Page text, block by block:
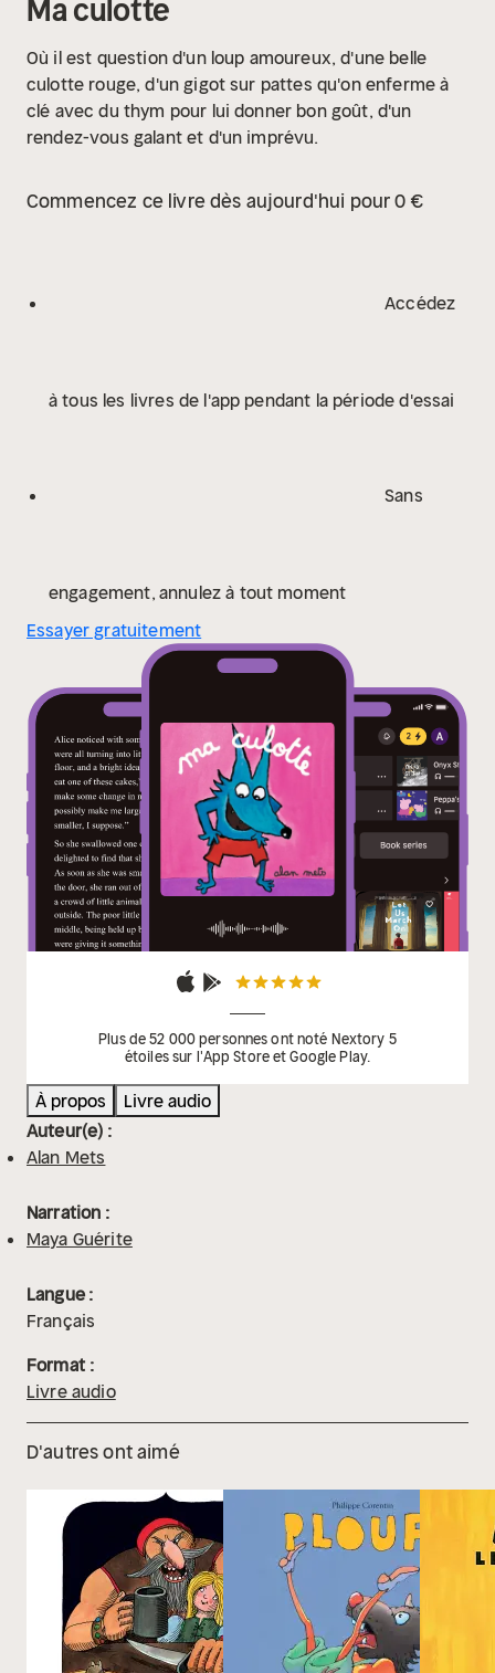
Ma culotte
Où il est question d'un loup amoureux, d'une belle
culotte rouge, d'un gigot sur pattes qu'on enferme à
clé avec du thym pour lui donner bon goût, d'un
rendez-vous galant et d'un imprévu.
Commencez ce livre dès aujourd'hui pour 0 €
Accédez
à tous les livres de l'app pendant la période d'essai
Sans
engagement, annulez à tout moment
Essayer gratuitement
Plus de 52 000 personnes ont noté Nextory 5
étoiles sur l'App Store et Google Play.
À propos
Livre audio
Auteur(e) :
Alan Mets
Narration :
Maya Guérite
Langue :
Français
Format :
Livre audio
D'autres ont aimé